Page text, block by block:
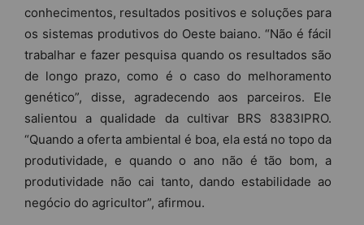
conhecimentos, resultados positivos e soluções para
os sistemas produtivos do Oeste baiano. “Não é fácil
trabalhar e fazer pesquisa quando os resultados são
de longo prazo, como é o caso do melhoramento
genético”, disse, agradecendo aos parceiros. Ele
salientou a qualidade da cultivar BRS 8383IPRO.
“Quando a oferta ambiental é boa, ela está no topo da
produtividade, e quando o ano não é tão bom, a
produtividade não cai tanto, dando estabilidade ao
negócio do agricultor”, afirmou.